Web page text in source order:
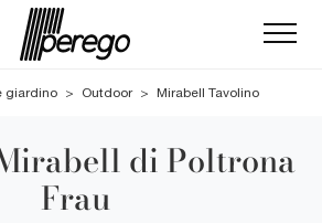
giardino > Outdoor > Mirabell Tavolino
di Poltrona
Frau